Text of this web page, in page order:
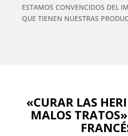
ESTAMOS CONVENCIDOS DEL
QUE TIENEN NUESTRAS
«CURAR LAS
MALOS